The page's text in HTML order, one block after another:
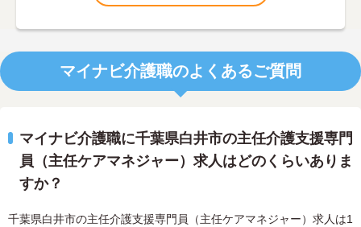
マイナビ介護職のよくあるご質問
マイナビ介護職に千葉県白井市の主任介護支援専門
員（主任ケアマネジャー）求人はどのくらいありま
すか？
千葉県白井市の主任介護支援専門員（主任ケアマネジャー）求人は1